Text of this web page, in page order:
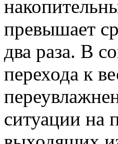
превышает
два раза. В
перехода к
ситуации на